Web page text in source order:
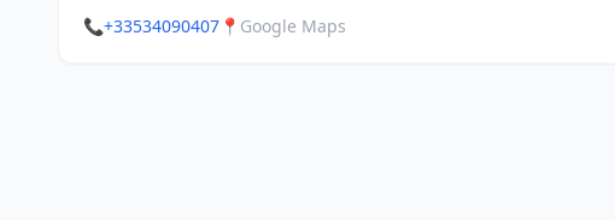
📞+33534090407 📍 Google Maps